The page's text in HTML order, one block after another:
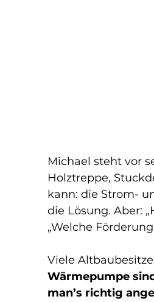
Michael steht vor
Holztreppe,
kann: die Strom-
die Lösung. Aber:
„Welche
Viele
Wärmepumpe
man’s richtig